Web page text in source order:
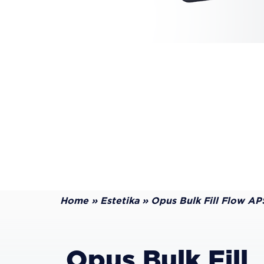
Home» Estetika» Opus Bulk Fill Flow